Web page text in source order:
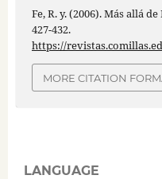
Fe, R. y. (2006). Más allá
427-432.
https://
MORE CITATION
LANGUAGE